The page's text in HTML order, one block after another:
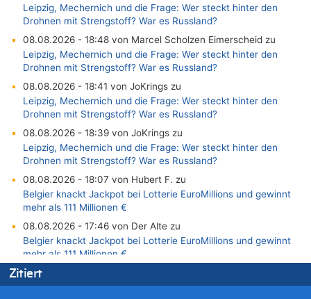
Leipzig, Mechernich und die Frage: Wer steckt hinter den
Drohnen mit Strengstoff? War es Russland?
08.08.2026 - 18:48 von Marcel Scholzen Eimerscheid zu
Leipzig, Mechernich und die Frage: Wer steckt hinter den
Drohnen mit Strengstoff? War es Russland?
08.08.2026 - 18:41 von JoKrings zu
Leipzig, Mechernich und die Frage: Wer steckt hinter den
Drohnen mit Strengstoff? War es Russland?
08.08.2026 - 18:39 von JoKrings zu
Leipzig, Mechernich und die Frage: Wer steckt hinter den
Drohnen mit Strengstoff? War es Russland?
08.08.2026 - 18:07 von Hubert F. zu
Belgier knackt Jackpot bei Lotterie EuroMillions und gewinnt
mehr als 111 Millionen €
08.08.2026 - 17:46 von Der Alte zu
Belgier knackt Jackpot bei Lotterie EuroMillions und gewinnt
mehr als 111 Millionen €
08.08.2026 - 17:45 von Der Alte zu
Zwölf Jahre nach Aachener Bankraub: 70-Jähriger gefasst
Zitiert